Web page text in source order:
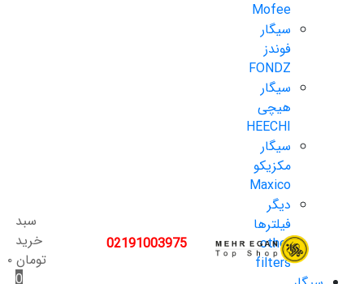
Mofee
سیگار
فوندز
FONDZ
سیگار
هیچی
HEECHI
سیگار
مکزیکو
Maxico
دیگر
فیلترها
other
filters
02191003975
سبد
خرید
تومان۰
0